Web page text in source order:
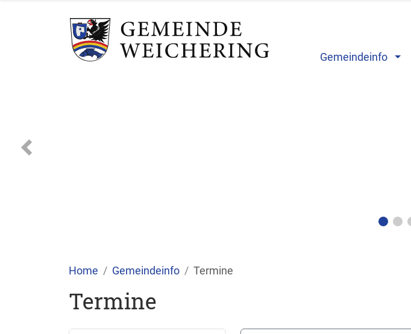
Gemeindeinfo
Home Gemeindeinfo Termine
Termine